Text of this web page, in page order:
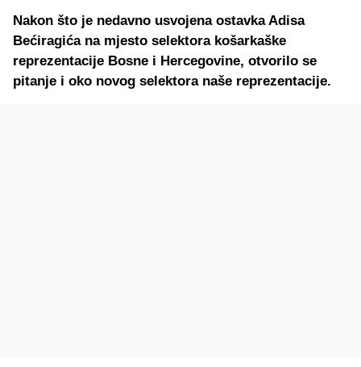
Nakon što je nedavno usvojena ostavka Adisa
Bećiragića na mjesto selektora košarkaške
reprezentacije Bosne i Hercegovine, otvorilo se
pitanje i oko novog selektora naše reprezentacije.